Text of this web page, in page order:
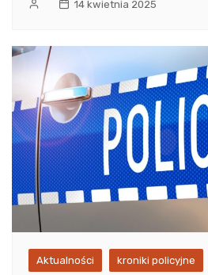
14 kwietnia 2025
Aktualności kroniki policyjne